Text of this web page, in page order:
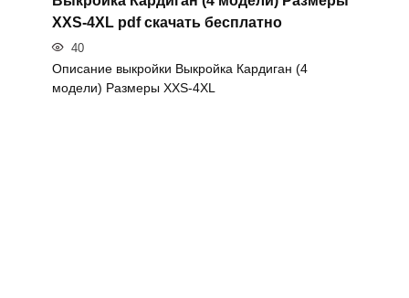
XXS-4XL pdf скачать бесплатно
40
Описание выкройки Выкройка Кардиган (4
модели) Размеры XXS-4XL